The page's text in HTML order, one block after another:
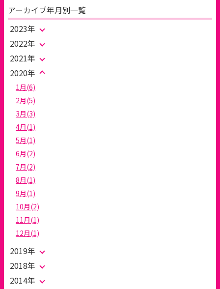
アーカイブ年月別一覧
2023年
2022年
2021年
2020年
1月(6)
2月(5)
3月(3)
4月(1)
5月(1)
6月(2)
7月(2)
8月(1)
9月(1)
10月(2)
11月(1)
12月(1)
2019年
2018年
2014年